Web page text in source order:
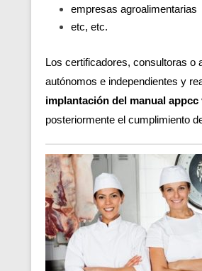
empresas agroalimentarias
etc, etc.
Los certificadores, consultoras o
autónomos e independientes y
implantación del manual appcc
posteriormente el cumplimiento